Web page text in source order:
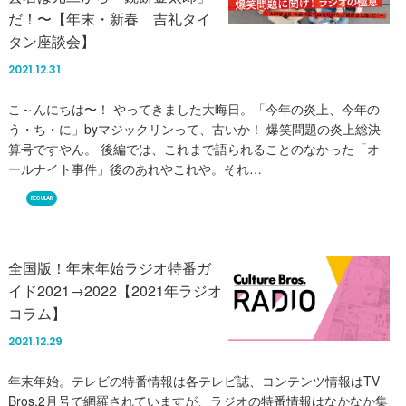
だ！〜【年末・新春 吉礼タイ
タン座談会】
2021.12.31
こ～んにちは〜！ やってきました大晦日。「今年の炎上、今年の
う・ち・に」byマジックリンって、古いか！ 爆笑問題の炎上総決
算号ですやん。 後編では、これまで語られることのなかった「オ
ールナイト事件」後のあれやこれや。それ…
REGULAR
全国版！年末年始ラジオ特番ガ
イド2021→2022【2021年ラジオ
コラム】
2021.12.29
年末年始。テレビの特番情報は各テレビ誌、コンテンツ情報はTV
Bros.2月号で網羅されていますが、ラジオの特番情報はなかなか集